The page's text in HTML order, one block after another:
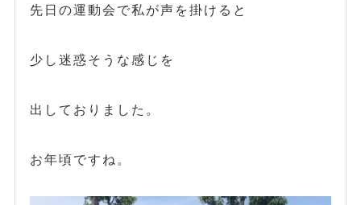
先日の運動会で私が声を掛けると
少し迷惑そうな感じを
出しておりました。
お年頃ですね。